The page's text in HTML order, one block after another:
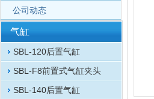
公司动态
气缸
SBL-120后置气缸
SBL-F8前置式气缸夹头
SBL-140后置气缸